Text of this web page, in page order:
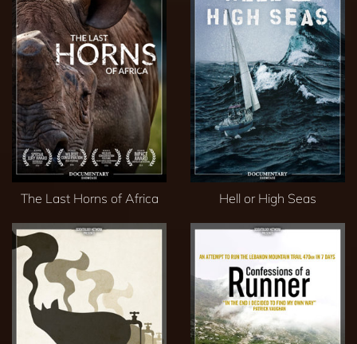
The Last Horns of Africa Hell or High Seas